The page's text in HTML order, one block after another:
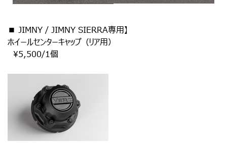
■ JIMNY / JIMNY SIERRA専用】
ホイールセンターキャップ（リア用）
¥5,500/1個